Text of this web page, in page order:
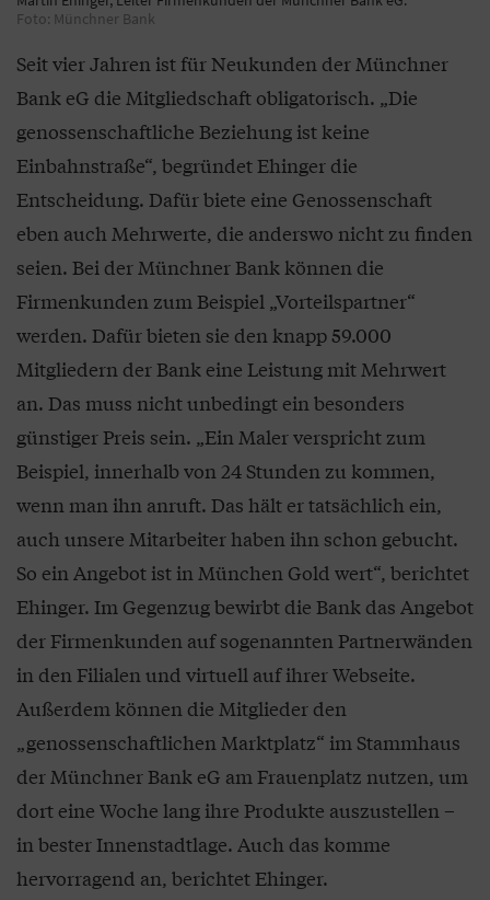
Foto: Münchner Bank
Seit vier Jahren ist für Neukunden der Münchner
Bank eG die Mitgliedschaft obligatorisch. „Die
genossenschaftliche Beziehung ist keine
Einbahnstraße“, begründet Ehinger die
Entscheidung. Dafür biete eine Genossenschaft
eben auch Mehrwerte, die anderswo nicht zu finden
seien. Bei der Münchner Bank können die
Firmenkunden zum Beispiel „Vorteilspartner“
werden. Dafür bieten sie den knapp 59.000
Mitgliedern der Bank eine Leistung mit Mehrwert
an. Das muss nicht unbedingt ein besonders
günstiger Preis sein. „Ein Maler verspricht zum
Beispiel, innerhalb von 24 Stunden zu kommen,
wenn man ihn anruft. Das hält er tatsächlich ein,
auch unsere Mitarbeiter haben ihn schon gebucht.
So ein Angebot ist in München Gold wert“, berichtet
Ehinger. Im Gegenzug bewirbt die Bank das Angebot
der Firmenkunden auf sogenannten Partnerwänden
in den Filialen und virtuell auf ihrer Webseite.
Außerdem können die Mitglieder den
„genossenschaftlichen Marktplatz“ im Stammhaus
der Münchner Bank eG am Frauenplatz nutzen, um
dort eine Woche lang ihre Produkte auszustellen –
in bester Innenstadtlage. Auch das komme
hervorragend an, berichtet Ehinger.